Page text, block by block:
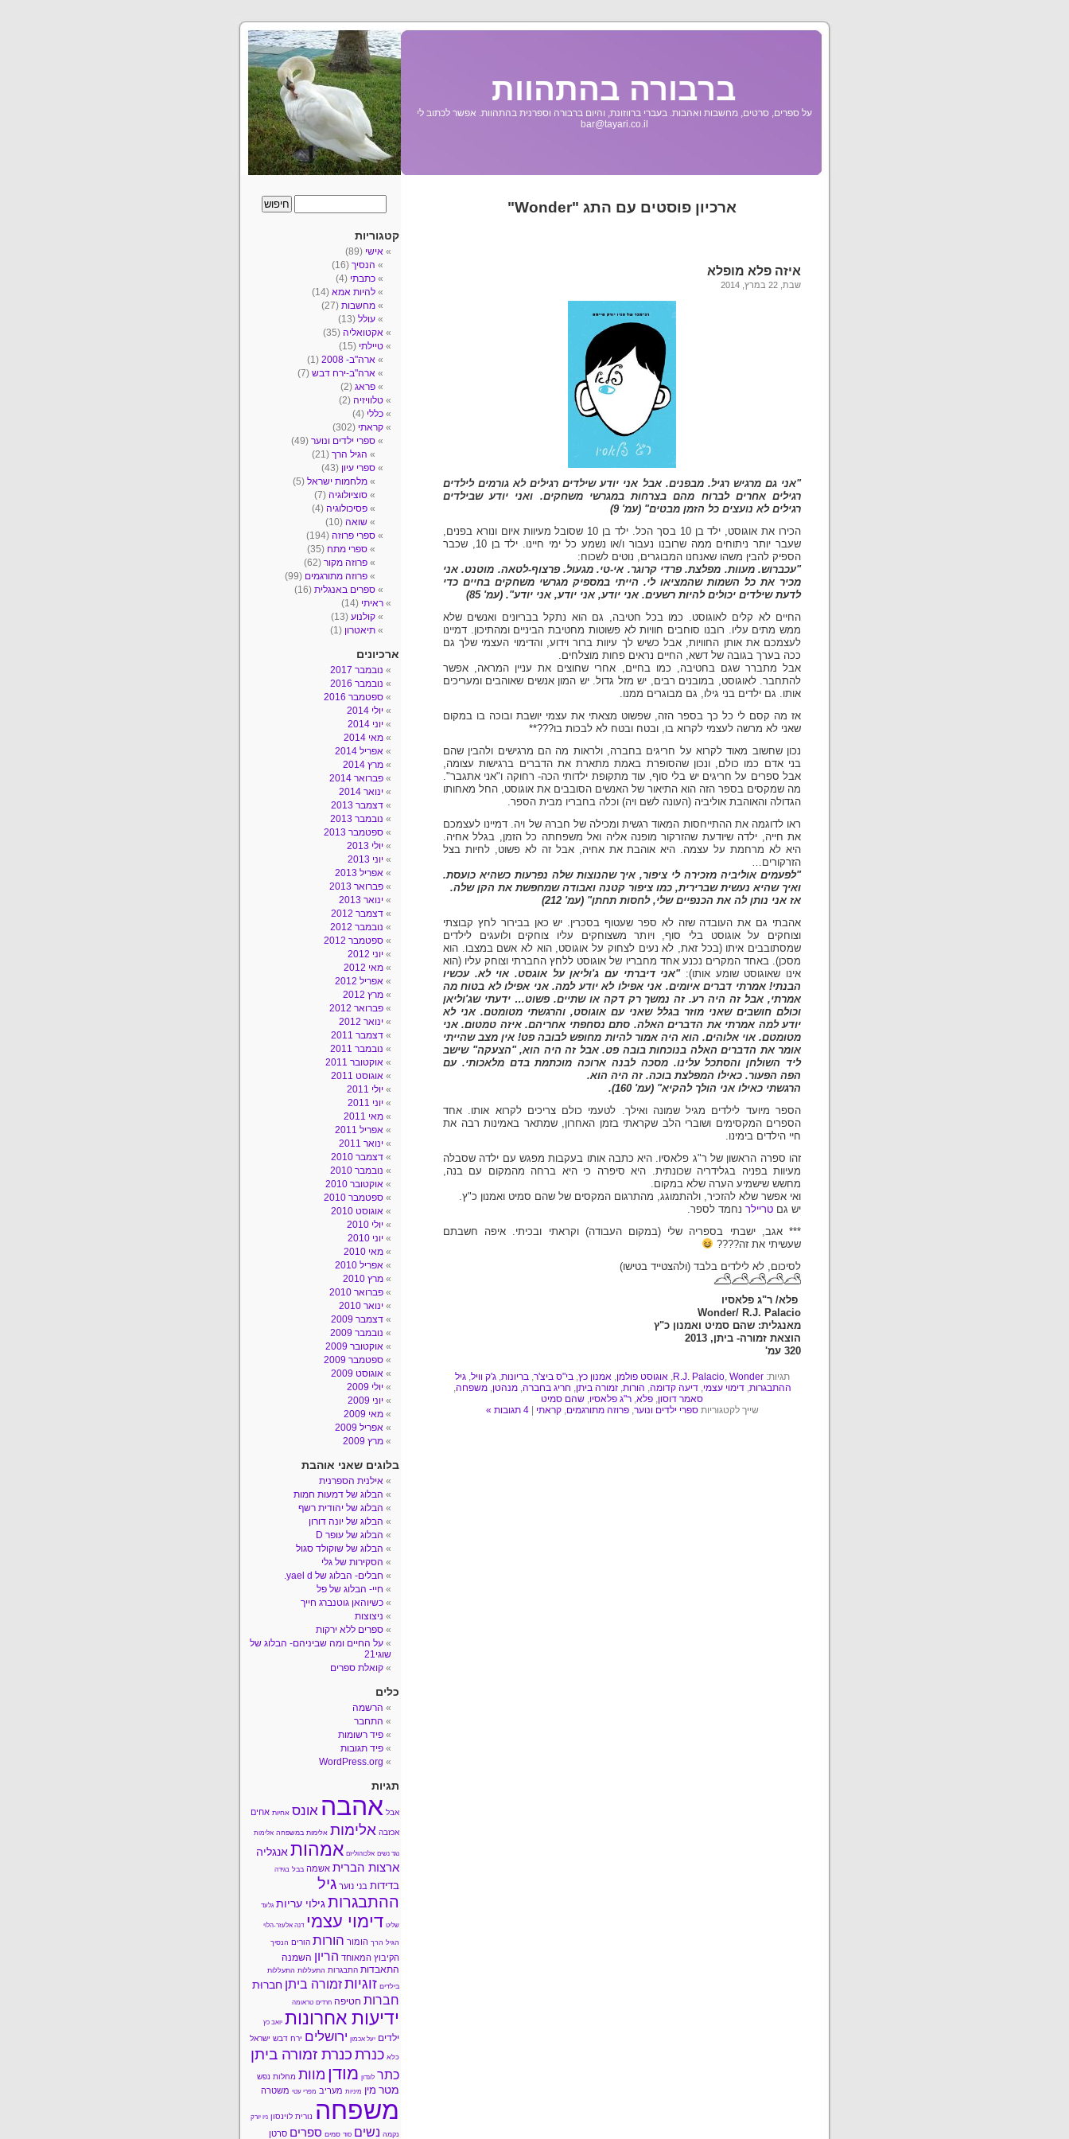
ברבורה בהתהוות
על ספרים, סרטים, מחשבות ואהבות. בעברי ברווזונת, והיום ברבורה וספרנית בהתהוות. אפשר לכתוב לי
bar@tayari.co.il
ארכיון פוסטים עם התג "Wonder"
איזה פלא מופלא
שבת, 22 במרץ, 2014
"אני גם מרגיש רגיל. מבפנים. אבל אני יודע שילדים רגילים לא גורמים לילדים
רגילים אחרים לברוח מהם בצרחות במגרשי משחקים. ואני יודע שבילדים
רגילים לא נועצים כל הזמן מבטים" (עמ' 9)
הכירו את אוגוסט, ילד בן 10 בסך הכל. ילד בן 10 שסובל מעיוות איום ונורא בפנים,
שעבר יותר ניתוחים ממה שרובנו נעבור ו/או נשמע כל ימי חיינו. ילד בן 10, שכבר
הספיק להבין משהו שאנחנו המבוגרים, נוטים לשכוח:
"עכברוש. מעוות. מפלצת. פרדי קרוגר. אי-טי. מגעול. פרצוף-לטאה. מוטנט. אני
מכיר את כל השמות שהמציאו לי. הייתי במספיק מגרשי משחקים בחיים כדי
לדעת שילדים יכולים להיות רשעים. אני יודע, אני יודע, אני יודע". (עמ' 85)
החיים לא קלים לאוגוסט. כמו בכל חטיבה, גם הוא נתקל בבריונים ואנשים שלא
ממש מתים עליו. רובנו סוחבים חוויות לא פשוטות מחטיבת הביניים ומהתיכון. דמיינו
לעצמכם את אותן החוויות, אבל כשיש לך עיוות ברור וידוע, והדימוי העצמי שלך גם
ככה בערך בגובה של דשא, החיים נראים פחות מוצלחים.
אבל מתברר שגם בחטיבה, כמו בחיים, אחרי שחוצים את עניין המראה, אפשר
להתחבר. לאוגוסט, במובנים רבים, יש מזל גדול. יש המון אנשים שאוהבים ומעריכים
אותו. גם ילדים בני גילו, גם מבוגרים ממנו.
אז מה קסם לי כל כך בספר הזה, שפשוט מצאתי את עצמי יושבת ובוכה בו במקום
שאני לא מרשה לעצמי לקרוא בו, ובטח ובטח לא לבכות בו???**
נכון שחשוב מאוד לקרוא על חריגים בחברה, ולראות מה הם מרגישים ולהבין שהם
בני אדם כמו כולם, ונכון שהסופרת באמת מתארת את הדברים ברגישות עצומה,
אבל ספרים על חריגים יש בלי סוף, עוד מתקופת ילדותי הכה- רחוקה ו"אני אתגבר".
מה שמקסים בספר הזה הוא התיאור של האנשים הסובבים את אוגוסט, החל מאחותו
הגדולה והאוהבת אוליביה (העונה לשם ויה) וכלה בחבריו מבית הספר.
ראו לדוגמה את ההתייחסות המאוד רגשית ומכילה של חברהּ של ויה. דמיינו לעצמכם
את חייה, ילדה שיודעת שהזרקור מופנה אליה ואל משפחתה כל הזמן, בגלל אחיה.
היא לא מרחמת על עצמה. היא אוהבת את אחיה, אבל זה לא פשוט, לחיות בצל
הזרקורים…
"לפעמים אוליביה מזכירה לי ציפור, איך שהנוצות שלה נפרעות כשהיא כועסת.
ואיך שהיא נעשית שברירית, כמו ציפור קטנה ואבודה שמחפשת את הקן שלה.
אז אני נותן לה את הכנפיים שלי, לחסות תחתן" (עמ' 212)
אהבתי גם את העובדה שזה לא ספר שעטוף בסכרין. יש כאן בבירור לחץ קבוצתי
וצוחקים על אוגוסט בלי סוף, ויותר משצוחקים עליו צוחקים ולועגים לילדים
שמסתובבים איתו (בכל זאת, לא נעים לצחוק על אוגוסט, הוא לא אשם במצבו. הוא
מסכן). באחד המקרים נכנע אחד מחבריו של אוגוסט ללחץ החברתי וצוחק עליו (הוא
אינו שאוגוסט שומע אותו): "אני דיברתי עם ג'וליאן על אוגסט. אוי לא. עכשיו
הבנתי! אמרתי דברים איומים. אני אפילו לא יודע למה. אני אפילו לא בטוח מה
אמרתי, אבל זה היה רע. זה נמשך רק דקה או שתיים. פשוט… ידעתי שג'וליאן
וכולם חושבים שאני מוזר בגלל שאני עם אוגוסט, והרגשתי מטומטם. אני לא
יודע למה אמרתי את הדברים האלה. סתם נסחפתי אחריהם. איזה טמטום. אני
מטומטם. אוי אלוהים. הוא היה אמור להיות מחופש לבובה פט! אין מצב שהייתי
אומר את הדברים האלה בנוכחות בובה פט. אבל זה היה הוא, "הצעקה" שישב
ליד השולחן והסתכל עלינו. מסכה לבנה ארוכה מוכתמת בדם מלאכותי. עם
הפה הפעור. כאילו המפלצת בוכה. זה היה הוא.
הרגשתי כאילו אני הולך להקיא" (עמ' 160).
הספר מיועד לילדים מגיל שמונה ואילך. לטעמי כולם צריכים לקרוא אותו. אחד
הספרים המקסימים ושוברי הלב שקראתי בזמן האחרון, שמתאר באמינות רבה את
חיי הילדים בימינו.
זהו ספרה הראשון של ר"ג פלאסיו. היא כתבה אותו בעקבות מפגש עם ילדה שסבלה
מעיוות בפניה בגלידריה שכונתית. היא סיפרה כי היא ברחה מהמקום עם בנה,
מחשש שישמיע הערה שלא במקום.
ואי אפשר שלא להזכיר, ולהתמוגג, מהתרגום המקסים של שהם סמיט ואמנון כ"ץ.
יש גם טריילר נחמד לספר.
*** אגב, ישבתי בספריה שלי (במקום העבודה) וקראתי ובכיתי. איפה חשבתם
שעשיתי את זה????
לסיכום, לא לילדים בלבד (ולהצטייד בטישו)
פלא/ ר"ג פלאסיו
Wonder/ R.J. Palacio
מאנגלית: שהם סמיט ואמנון כ"ץ
הוצאת זמורה- ביתן, 2013
320 עמ'
תגיות: R.J. Palacio, Wonder
,אוגוסט פולמן,אמנון כץ,בי"ס ביצ'ר,בריונות,ג'ק וויל,גיל
ההתבגרות,דימוי עצמי,דיעה קדומה, הורות,זמורה ביתן, חריג בחברה,מנהטן,משפחה,
סאמר דוסון, פלא, ר"ג פלאסיו, שהם סמיט
שייך לקטגוריותספרי ילדים ונוער,פרוזה מתורגמים,קראתי |4 תגובות »
קטגוריות
אישי (89)
הנסיך (16)
כתבתי (4)
להיות אמא (14)
מחשבות (27)
עולל (13)
אקטואליה (35)
טיילתי (15)
ארה"ב- 2008
(1)
ארה"ב-ירח דבש (7)
פראג (2)
טלוויזיה (2)
כללי (4)
קראתי (302)
ספרי ילדים ונוער (49)
הגיל הרך (21)
ספרי עיון (43)
מלחמות ישראל (5)
סוציולוגיה (7)
פסיכולוגיה (4)
שואה (10)
ספרי פרוזה (194)
ספרי מתח (35)
פרוזה מקור (62)
פרוזה מתורגמים (99)
ספרים באנגלית (16)
ראיתי (14)
קולנוע (13)
תיאטרון (1)
ארכיונים
נובמבר 2017
נובמבר 2016
ספטמבר 2016
יולי 2014
יוני 2014
מאי 2014
אפריל 2014
מרץ 2014
פברואר 2014
ינואר 2014
דצמבר 2013
נובמבר 2013
ספטמבר 2013
יולי 2013
יוני 2013
אפריל 2013
פברואר 2013
ינואר 2013
דצמבר 2012
נובמבר 2012
ספטמבר 2012
יוני 2012
מאי 2012
אפריל 2012
מרץ 2012
פברואר 2012
ינואר 2012
דצמבר 2011
נובמבר 2011
אוקטובר 2011
אוגוסט 2011
יולי 2011
יוני 2011
מאי 2011
אפריל 2011
ינואר 2011
דצמבר 2010
נובמבר 2010
אוקטובר 2010
ספטמבר 2010
אוגוסט 2010
יולי 2010
יוני 2010
מאי 2010
אפריל 2010
מרץ 2010
פברואר 2010
ינואר 2010
דצמבר 2009
נובמבר 2009
אוקטובר 2009
ספטמבר 2009
אוגוסט 2009
יולי 2009
יוני 2009
מאי 2009
אפריל 2009
מרץ 2009
בלוגים שאני אוהבת
אילנית הספרנית
הבלוג של דמעות חמות
הבלוג של יהודית רשף
הבלוג של יונה דורון
הבלוג של עופר D
הבלוג של שוקולד סגול
הסקירות של גלי
חבלים- הבלוג של yael d.
חיי- הבלוג של פל
כשיוהאן גוטנברג חייך
ניצוצות
ספרים ללא ירקות
על החיים ומה שביניהם- הבלוג של
שוגי21
קואלת ספרים
כלים
הרשמה
התחבר
פיד רשומות
פיד תגובות
WordPress.org
תגיות
אבל אהבה אונס אחיות אחים
אכזבה אלימות אלימות במשפחה אלימות
נגד נשים אלכוהוליזם אמהותאנגליה
ארצות הברית אשמה בבל בגידה
בדידות בני נוער גיל
ההתבגרות גילוי עריות גלעד
שליט דימוי עצמי דנה אלעזר-הלוי
הגיל הרך הומור הורות הורים הנסיך
הקיבוץ המאוחד הריון השמנה
התאבדות התבגרות התעללות התעללות
בילדים זוגיותזמורה ביתן חברוּת
חברות חטיפה חרדים טראומה
ידיעות אחרונות יואב כץ
ילדים יעל אכמון ירושלים ירח דבש ישראל
כלא כנרת כנרת זמורה ביתן
כתר לונדון מודן מוות מחלות נפש
מטר מין מיניות מעריב מפרי עטי משטרה
משפחה נורית לוינסון ניו יורק
נקמה נשים סוד סמים ספרים סרטן